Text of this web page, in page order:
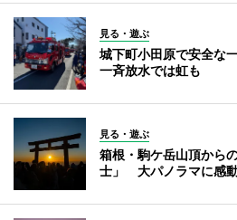
見る・遊ぶ
城下町小田原で安全な
一斉放水では虹も
見る・遊ぶ
箱根・駒ケ岳山頂から
士」 大パノラマに感